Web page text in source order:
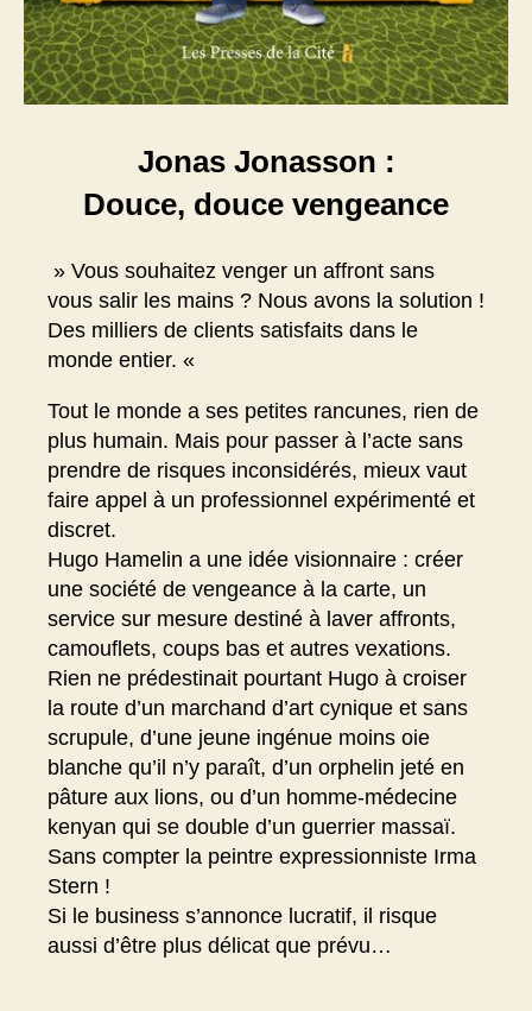
Jonas Jonasson :
Douce, douce vengeance
» Vous souhaitez venger un affront sans
vous salir les mains ? Nous avons la solution !
Des milliers de clients satisfaits dans le
monde entier. «
Tout le monde a ses petites rancunes, rien de
plus humain. Mais pour passer à l’acte sans
prendre de risques inconsidérés, mieux vaut
faire appel à un professionnel expérimenté et
discret.
Hugo Hamelin a une idée visionnaire : créer
une société de vengeance à la carte, un
service sur mesure destiné à laver affronts,
camouflets, coups bas et autres vexations.
Rien ne prédestinait pourtant Hugo à croiser
la route d’un marchand d’art cynique et sans
scrupule, d’une jeune ingénue moins oie
blanche qu’il n’y paraît, d’un orphelin jeté en
pâture aux lions, ou d’un homme-médecine
kenyan qui se double d’un guerrier massaï.
Sans compter la peintre expressionniste Irma
Stern !
Si le business s’annonce lucratif, il risque
aussi d’être plus délicat que prévu…